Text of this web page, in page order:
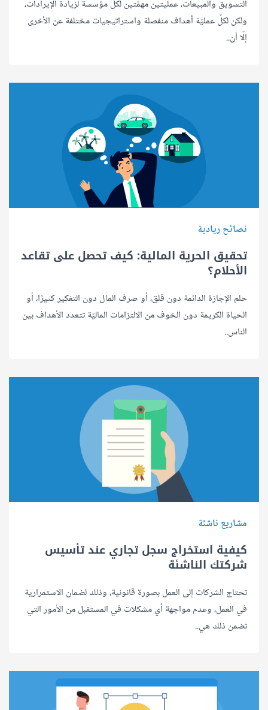
التسويق والمبيعات، عمليتين مهمّتين لكلّ مؤسسة لزيادة الإيرادات،
ولكن لكلّ عمليّة أهداف منفصلة واستراتيجيات مختلفة عن الأخرى
إلّا أن..
نصائح ريادية
تحقيق الحرية المالية: كيف تحصل على تقاعد
الأحلام؟
حلم الإجازة الدائمة دون قلق، أو صرف المال دون التفكير كثيرًا، أو
الحياة الكريمة دون الخوف من الالتزامات الماليّة تتعدد الأهداف بين
الناس..
مشاريع ناشئة
كيفية استخراج سجل تجاري عند تأسيس
شركتك الناشئة
تحتاج الشركات إلى العمل بصورة قانونية، وذلك لضمان الاستمرارية
في العمل، وعدم مواجهة أي مشكلات في المستقبل من الأمور التي
تضمن ذلك هي..